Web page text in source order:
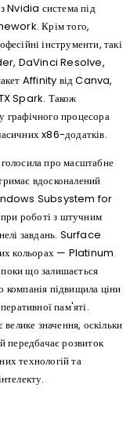
Nvidia система під
Крім того,
інструменти, такі
DaVinci Resolve,
Affinity від Canva,
Spark. Також
графічного процесора
x86-додатків.
про масштабне
вдосконалений
Subsystem for
роботі з штучним
завдань. Surface
кольорах — Platinum
що залишається
підвищила ціни
пам'яті.
значення, оскільки
розвиток
технологій та